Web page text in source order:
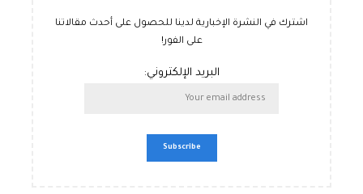
اشترك في النشرة الإخبارية لدينا للحصول على أحدث مقالاتنا
على الفور!
البريد الإلكتروني: